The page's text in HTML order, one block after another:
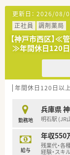
■年間休日
日制を導入
■全店舗の
単位で支給
■産休育休
小3まで可
更新日： 2026/08/
正社員
調剤薬局
【神戸市西区】≪
≫年間休日120日
年間休日120日以
勤務地
兵庫県
明石駅 (JR
給与
年収550
残業代・各
経験・スキ